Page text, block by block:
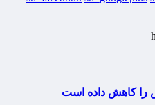
را کاهش داده است